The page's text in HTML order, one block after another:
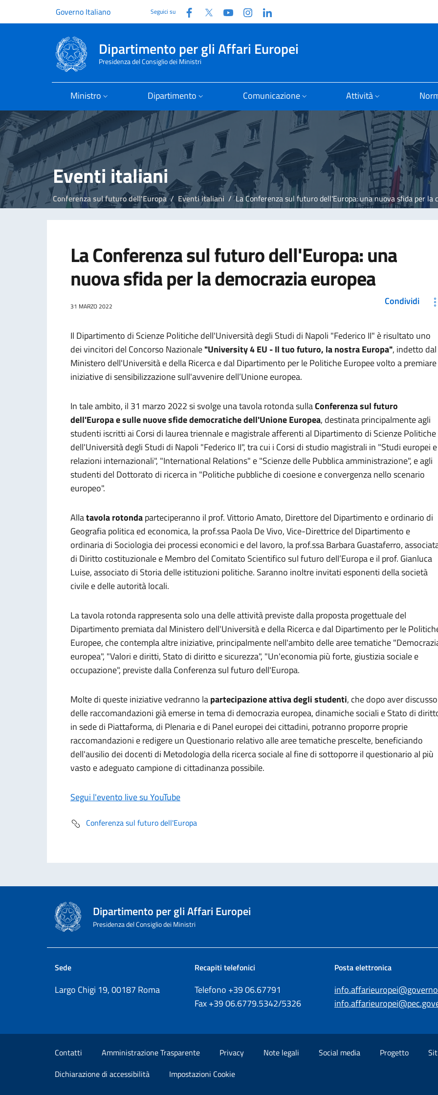
Governo Italiano Seguici su Facebook
Twitter YouTubeInstagram
Dipartimento per gli Affari Europei
Presidenza del Consiglio dei Ministri
Ministro Dipartimento Comunicazione Attività
Eventi italiani
Conferenza sul futuro dell'Europa Eventi italiani La Conferenza sul futuro dell'Europa: una nuova sfida per la democrazia
La Conferenza sul futuro dell'Europa: una
nuova sfida per la democrazia europea
31 MARZO 2022 Condividi
Il Dipartimento di Scienze Politiche dell'Università degli Studi di Napoli "Federico II" è risultato uno
dei vincitori del Concorso Nazionale"University 4 EU - Il tuo futuro, la nostra Europa", indetto dal
Ministero dell'Università e della Ricerca e dal Dipartimento per le Politiche Europee volto a premiare
iniziative di sensibilizzazione sull'avvenire dell’Unione europea.
In tale ambito, il 31 marzo 2022 si svolge una tavola rotonda sullaConferenza sul futuro
dell'Europa e sulle nuove sfide democratiche dell'Unione Europea, destinata principalmente agli
studenti iscritti ai Corsi di laurea triennale e magistrale afferenti al Dipartimento di Scienze Politiche
dell'Università degli Studi di Napoli "Federico II", tra cui i Corsi di studio magistrali in "Studi europei e
relazioni internazionali", "International Relations" e "Scienze delle Pubblica amministrazione", e agli
studenti del Dottorato di ricerca in "Politiche pubbliche di coesione e convergenza nello scenario
europeo".
Allatavola rotondaparteciperanno il prof. Vittorio Amato, Direttore del Dipartimento e ordinario di
Geografia politica ed economica, la prof.ssa Paola De Vivo, Vice-Direttrice del Dipartimento e
ordinaria di Sociologia dei processi economici e del lavoro, la prof.ssa Barbara Guastaferro,
di Diritto costituzionale e Membro del Comitato Scientifico sul futuro dell’Europa e il prof. Gianluca
Luise, associato di Storia delle istituzioni politiche. Saranno inoltre invitati esponenti della società
civile e delle autorità locali.
La tavola rotonda rappresenta solo una delle attività previste dalla proposta progettuale del
Dipartimento premiata dal Ministero dell'Università e della Ricerca e dal Dipartimento per le
Europee, che contempla altre iniziative, principalmente nell'ambito delle aree tematiche
europea", "Valori e diritti, Stato di diritto e sicurezza", "Un'economia più forte, giustizia sociale e
occupazione", previste dalla Conferenza sul futuro dell'Europa.
Molte di queste iniziative vedranno lapartecipazione attiva degli studenti, che dopo aver discusso
delle raccomandazioni già emerse in tema di democrazia europea, dinamiche sociali e Stato di
in sede di Piattaforma, di Plenaria e di Panel europei dei cittadini, potranno proporre proprie
raccomandazioni e redigere un Questionario relativo alle aree tematiche prescelte, beneficiando
dell'ausilio dei docenti di Metodologia della ricerca sociale al fine di sottoporre il questionario al più
vasto e adeguato campione di cittadinanza possibile.
Segui l'evento live su YouTube
Conferenza sul futuro dell'Europa
Dipartimento per gli Affari Europei
Presidenza del Consiglio dei Ministri
Sede
Largo Chigi 19, 00187 Roma
Recapiti telefonici
Telefono +3906.67791
Fax+3906.6779.5342/5326
Posta elettronica
Sezione Link Utili
Contatti Amministrazione Trasparente Privacy Note legali Social media Progetto
Dichiarazione di accessibilità
Impostazioni Cookie